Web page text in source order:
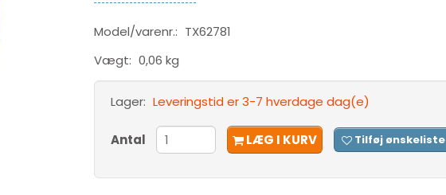
Model/varenr.: TX62781
Vægt: 0,06 kg
Lager: Leveringstid er 3-7 hverdage dag(e)
Antal LÆG I KURV Tilføj ønskeliste